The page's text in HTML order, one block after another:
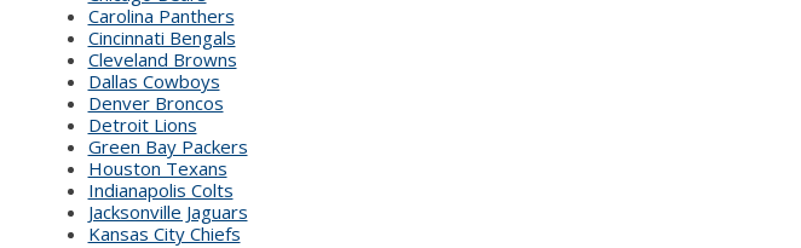
Carolina Panthers
Cincinnati Bengals
Cleveland Browns
Dallas Cowboys
Denver Broncos
Detroit Lions
Green Bay Packers
Houston Texans
Indianapolis Colts
Jacksonville Jaguars
Kansas City Chiefs